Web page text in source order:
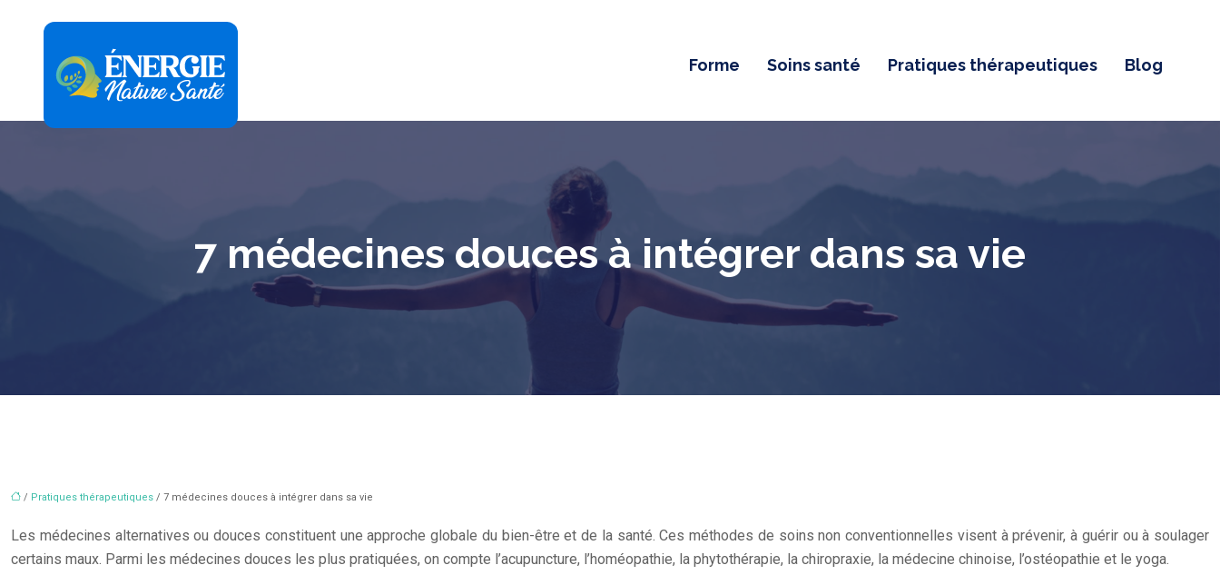
Forme Soins santé Pratiques thérapeutiques Blog
7 médecines douces à intégrer dans sa vie
/ Pratiques thérapeutiques / 7 médecines douces à intégrer dans sa vie
Les médecines alternatives ou douces constituent une approche globale du bien-être et de la santé. Ces méthodes de soins non conventionnelles visent à prévenir, à guérir ou à soulager
certains maux. Parmi les médecines douces les plus pratiquées, on compte l’acupuncture, l’homéopathie, la phytothérapie, la chiropraxie, la médecine chinoise, l’ostéopathie et le yoga.